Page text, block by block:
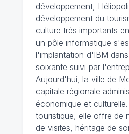
développement,
développement du
culture très importants
un pôle informatique
l'implantation d'IBM
soixante suivi par
Aujourd'hui, la ville de
capitale régionale
économique et
touristique, elle offre de
de visites, héritage de